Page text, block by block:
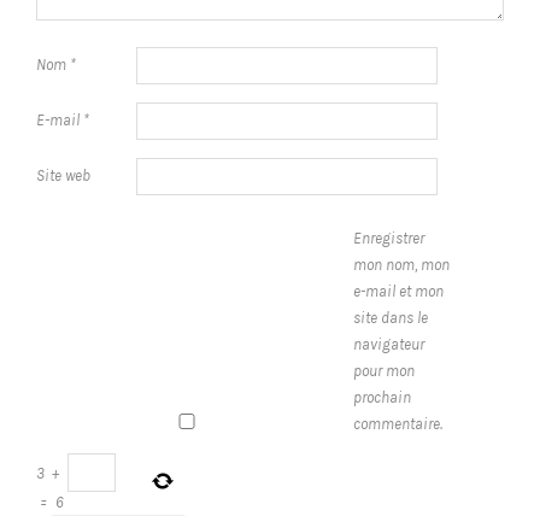
Nom *
E-mail *
Site web
Enregistrer
mon nom, mon
e-mail et mon
site dans le
navigateur
pour mon
prochain
commentaire.
3 +
= 6